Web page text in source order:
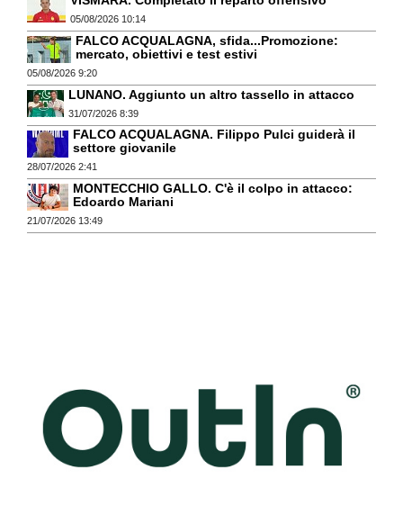
05/08/2026 10:14
FALCO ACQUALAGNA, sfida...Promozione:
mercato, obiettivi e test estivi
05/08/2026 9:20
LUNANO. Aggiunto un altro tassello in attacco
31/07/2026 8:39
FALCO ACQUALAGNA. Filippo Pulci guiderà il
settore giovanile
28/07/2026 2:41
MONTECCHIO GALLO. C'è il colpo in attacco:
Edoardo Mariani
21/07/2026 13:49